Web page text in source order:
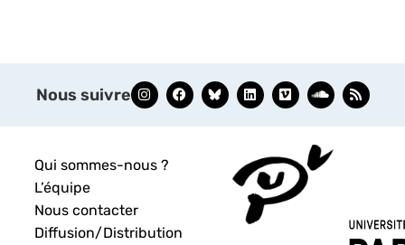
Nous suivre
Qui sommes-nous ?
L’équipe
Nous contacter
Diffusion/Distribution